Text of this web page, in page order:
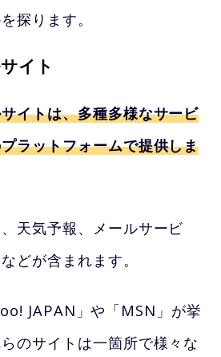
探ります。
イト
イトは、多種多様なサービ
ラットフォームで提供しま
天気予報、メールサービ
どが含まれます。
JAPAN」や「MSN」が挙
のサイトは一箇所で様々な